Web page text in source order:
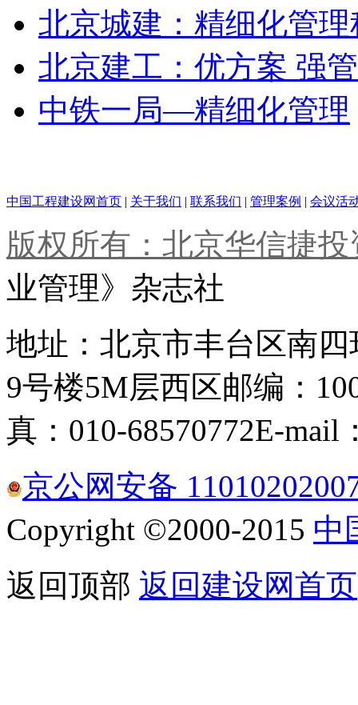
北京城建：精细化管
北京建工：优方案 强
中铁一局—精细化管理
中国工程建设网首页 | 关于我们 | 联系我们 | 管理案例 | 会议活
版权所有：北京华信捷
业管理》杂志社
地址：北京市丰台区南
9号楼5M层西区邮编：
真：010-68570772E-mail
京公网安备
Copyright ©2000-2015 中
返回顶部 返回建设网首页